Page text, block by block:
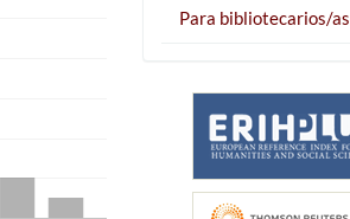
Para bibliotecarios/as